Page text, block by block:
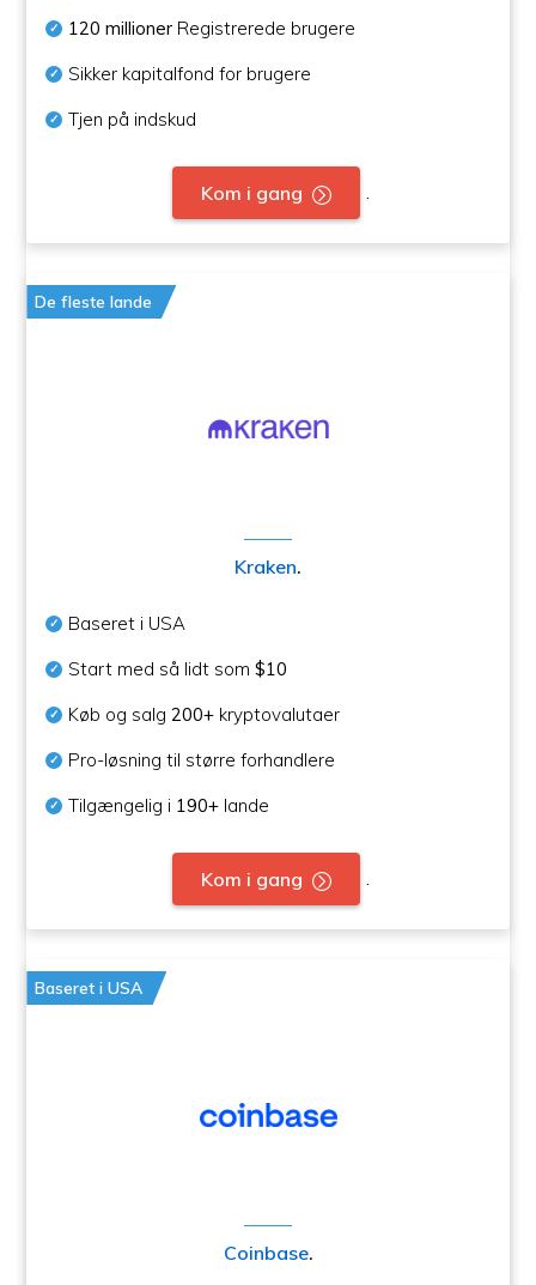
120 millioner Registrerede brugere
Sikker kapitalfond for brugere
Tjen på indskud
Kom i gang
De fleste lande
Kraken.
Baseret i USA
Start med så lidt som$10
Køb og salg200+ kryptovalutaer
Pro-løsning til større forhandlere
Tilgængelig i 190+ lande
Kom i gang
Baseret i USA
Coinbase.